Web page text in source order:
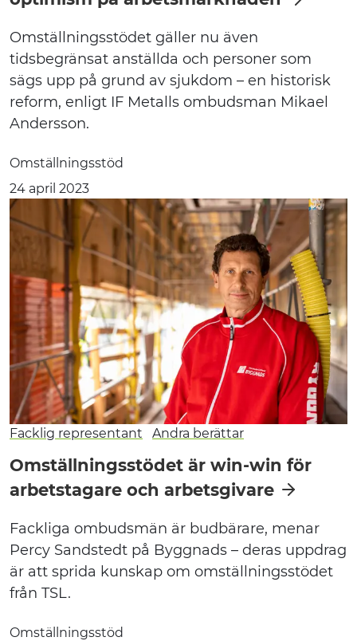
Omställningsstödet gäller nu även
tidsbegränsat anställda och personer som
sägs upp på grund av sjukdom – en historisk
reform, enligt IF Metalls ombudsman Mikael
Andersson.
Omställningsstöd
24 april 2023
Facklig representant Andra berättar
Omställningsstödet är win-win för
arbetstagare och arbetsgivare
Fackliga ombudsmän är budbärare, menar
Percy Sandstedt på Byggnads – deras uppdrag
är att sprida kunskap om omställningsstödet
från TSL.
Omställningsstöd